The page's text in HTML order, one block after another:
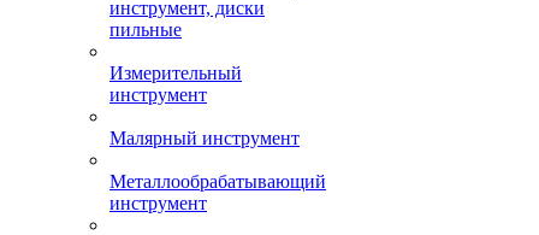
инструмент, диски
пильные
Измерительный
инструмент
Малярный инструмент
Металлообрабатывающий
инструмент